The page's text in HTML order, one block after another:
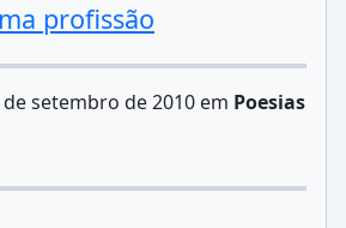
profissão
setembro de 2010 em Poesias